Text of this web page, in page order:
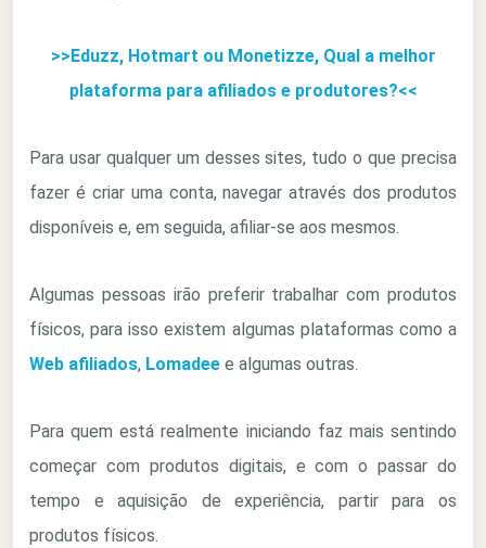
>>Eduzz, Hotmart ou Monetizze, Qual a melhor
plataforma para afiliados e produtores?<<
Para usar qualquer um desses sites, tudo o que precisa
fazer é criar uma conta, navegar através dos produtos
disponíveis e, em seguida, afiliar-se aos mesmos.
Algumas pessoas irão preferir trabalhar com produtos
físicos, para isso existem algumas plataformas como a
Web afiliados, Lomadee e algumas outras.
Para quem está realmente iniciando faz mais sentindo
começar com produtos digitais, e com o passar do
tempo e aquisição de experiência, partir para os
produtos físicos.